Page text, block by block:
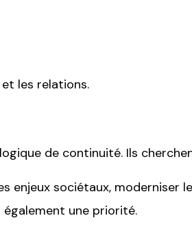
les relations.
de continuité. Ils
sociétaux, moderniser
également une priorité.